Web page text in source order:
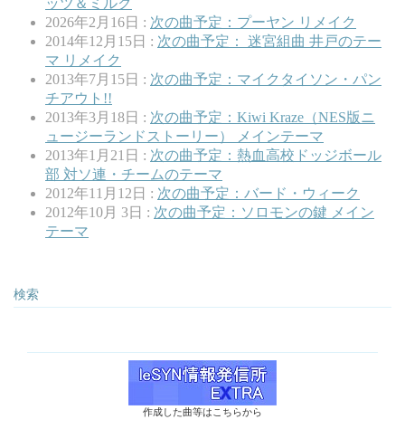
2026年2月16日 : 次の曲予定：プーヤン リメイク
2014年12月15日 : 次の曲予定： 迷宮組曲 井戸のテー
マ リメイク
2013年7月15日 : 次の曲予定：マイクタイソン・パン
チアウト!!
2013年3月18日 : 次の曲予定：Kiwi Kraze（NES版ニ
ュージーランドストーリー） メインテーマ
2013年1月21日 : 次の曲予定：熱血高校ドッジボール
部 対ソ連・チームのテーマ
2012年11月12日 : 次の曲予定：バード・ウィーク
2012年10月 3日 : 次の曲予定：ソロモンの鍵 メイン
テーマ
検索
作成した曲等はこちらから